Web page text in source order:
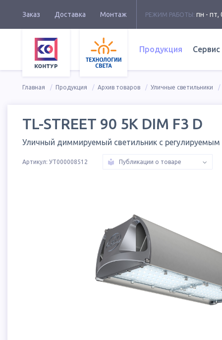
Заказ Доставка Монтаж РЕЖИМ РАБОТЫ: пн - пт,
Продукция Сервис
Главная Продукция Архив товаров Уличные светильники
TL-STREET 90 5K DIM F3 D
Уличный диммируемый светильник с
Артикул: УТ000008512 Публикации о товаре